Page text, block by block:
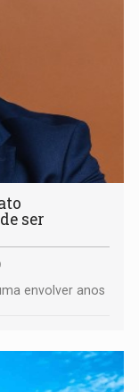
ser
envolver anos